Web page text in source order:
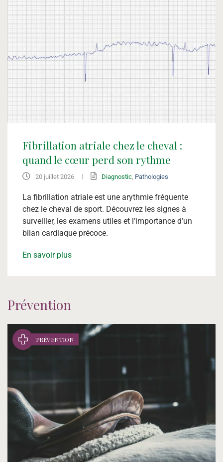
Fibrillation atriale chez le cheval :
quand le cœur perd son rythme
20 juillet 2026 | Diagnostic, Pathologies
La fibrillation atriale est une arythmie fréquente
chez le cheval de sport. Découvrez les signes à
surveiller, les examens utiles et l’importance d’un
bilan cardiaque précoce.
En savoir plus
Prévention
PRÉVENTION